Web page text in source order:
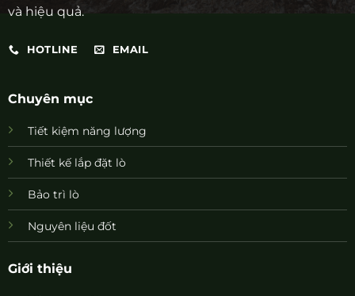
và hiệu quả.
HOTLINE EMAIL
Chuyên mục
Tiết kiệm năng lượng
Thiết kế lắp đặt lò
Bảo trì lò
Nguyên liệu đốt
Giới thiệu